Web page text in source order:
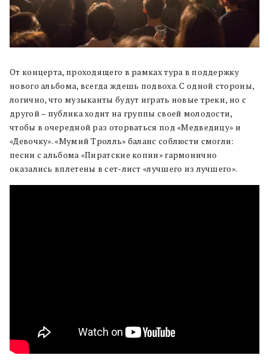
От концерта, проходящего в рамках тура в поддержку
нового альбома, всегда ждешь подвоха. С одной стороны,
логично, что музыканты будут играть новые треки, но с
другой – публика ходит на группы своей молодости,
чтобы в очередной раз оторваться под «Медведицу» и
«Девочку». «Мумий Тролль» баланс соблюсти смогли:
песни с альбома «Пиратские копии» гармонично
оказались вплетены в сет-лист «лучшего из лучшего».